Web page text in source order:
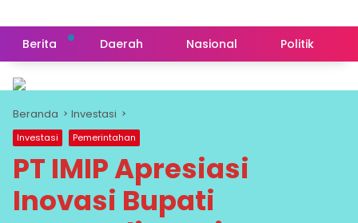
Berita Daerah Nasional Politik
Beranda Investasi
Investasi Pemerintahan
PT IMIP Apresiasi
Inovasi Bupati